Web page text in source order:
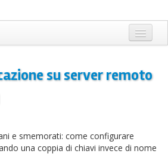
su server remoto
e smemorati: come configurare
una coppia di chiavi invece di nome